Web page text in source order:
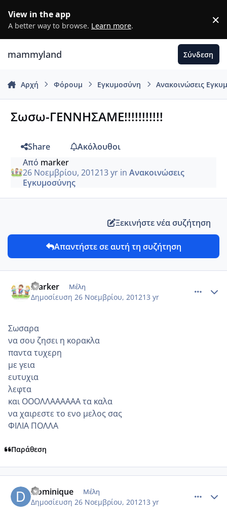
View in the app
A better way to browse. Learn more. ×
mammyland Σύνδεση
Αρχή Φόρουμ Εγκυμοσύνη Ανακοινώσεις
Σωσω-ΓΕΝΝΗΣΑΜΕ!!!!!!!!!!!
Share
Ακόλουθοι
Από marker
26 Νοεμβρίου, 201213 yrin Ανακοινώσεις
Εγκυμοσύνης
Ξεκινήστε νέα συζήτηση
Απαντήστε σε αυτή τη συζήτηση
marker Μέλη
Δημοσίευση 26 Νοεμβρίου, 201213 yr
Σωσαρα
να σου ζησει η κορακλα
παντα τυχερη
με γεια
ευτυχια
λεφτα
και ΟΟΟΛΛΑΑΑΑΑΑ τα καλα
να χαιρεστε το ενο μελος σας
ΦΙΛΙΑ ΠΟΛΛΑ
Παράθεση
Dominique Μέλη
Δημοσίευση 26 Νοεμβρίου, 201213 yr